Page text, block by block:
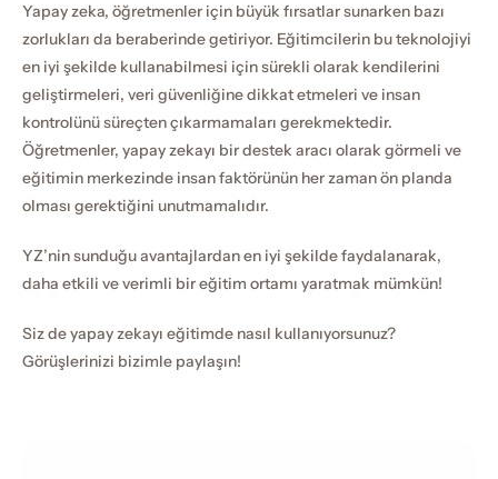
Yapay zeka, öğretmenler için büyük fırsatlar sunarken bazı
zorlukları da beraberinde getiriyor. Eğitimcilerin bu teknolojiyi
en iyi şekilde kullanabilmesi için sürekli olarak kendilerini
geliştirmeleri, veri güvenliğine dikkat etmeleri ve insan
kontrolünü süreçten çıkarmamaları gerekmektedir.
Öğretmenler, yapay zekayı bir destek aracı olarak görmeli ve
eğitimin merkezinde insan faktörünün her zaman ön planda
olması gerektiğini unutmamalıdır.
YZ’nin sunduğu avantajlardan en iyi şekilde faydalanarak,
daha etkili ve verimli bir eğitim ortamı yaratmak mümkün!
Siz de yapay zekayı eğitimde nasıl kullanıyorsunuz?
Görüşlerinizi bizimle paylaşın!